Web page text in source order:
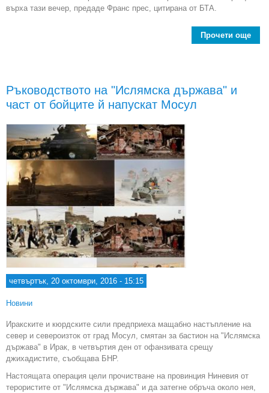
върха тази вечер, предаде Франс прес, цитирана от БТА.
Прочети още
Ръководството на "Ислямска държава" и
част от бойците й напускат Мосул
четвъртък, 20 октомври, 2016 - 15:15
Новини
Иракските и кюрдските сили предприеха мащабно настъпление на
север и североизток от град Мосул, смятан за бастион на "Ислямска
държава" в Ирак, в четвъртия ден от офанзивата срещу
джихадистите, съобщава БНР.
Настоящата операция цели прочистване на провинция Ниневия от
терористите от "Ислямска държава" и да затегне обръча около нея,